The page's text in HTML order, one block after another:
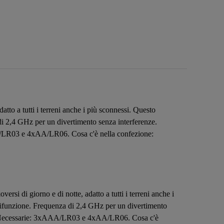
a tutti i terreni anche i più sconnessi. Questo
2,4 GHz per un divertimento senza interferenze.
e 4xAA/LR06. Cosa c'è nella confezione:
di giorno e di notte, adatto a tutti i terreni anche i
Frequenza di 2,4 GHz per un divertimento
3xAAA/LR03 e 4xAA/LR06. Cosa c'è